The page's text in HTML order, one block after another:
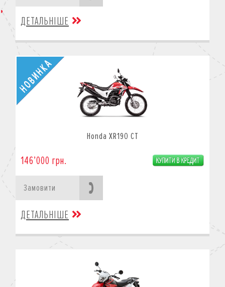
ДЕТАЛЬНІШЕ
Honda XR190 CT
146’000 грн.
Замовити
ДЕТАЛЬНІШЕ